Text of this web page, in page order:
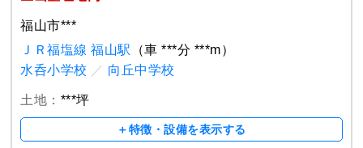
福山市***
ＪＲ福塩線 福山駅
（車 ***分 ***m）
水呑小学校 ／ 向丘中学校
土地： ***坪
＋特徴・設備を表示する